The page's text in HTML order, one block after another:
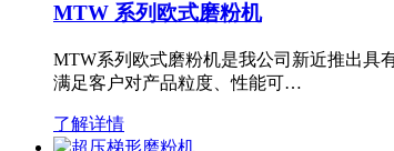
MTW 系列欧式磨粉机
MTW系列欧式磨粉机是我公司新近推出具
满足客户对产品粒度、性能可…
了解详情